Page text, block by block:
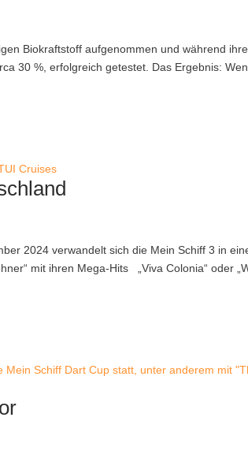
Biokraftstoff aufgenommen und während
30 %, erfolgreich getestet. Das Ergebnis:
Cruises
2024 verwandelt sich die Mein Schiff 3 in
mit ihren Mega-Hits „Viva Colonia“ oder
Schiff Dart Cup statt, unter anderem mit